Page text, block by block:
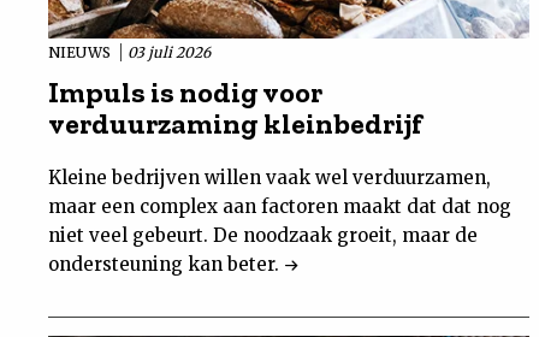
NIEUWS 03 juli 2026
Impuls is nodig voor
verduurzaming kleinbedrijf
Kleine bedrijven willen vaak wel verduurzamen,
maar een complex aan factoren maakt dat dat nog
niet veel gebeurt. De noodzaak groeit, maar de
ondersteuning kan beter.